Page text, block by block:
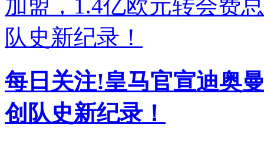
每日关注!皇马官宣迪奥
创队史新纪录！